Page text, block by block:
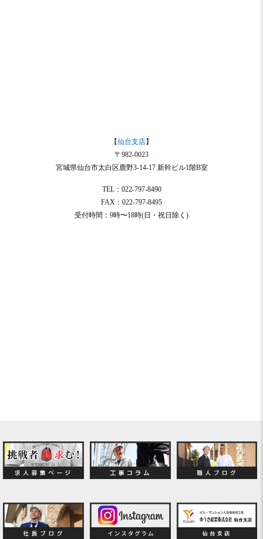
【仙台支店】
〒982-0023
宮城県仙台市太白区鹿野3-14-17 新幹ビル1階B室
TEL：022-797-8490
FAX：022-797-8495
受付時間：9時〜18時(日・祝日除く)